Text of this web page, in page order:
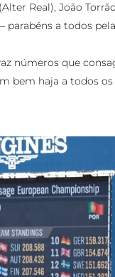
Real), João
parabéns a todos
números que
bem haja a todos